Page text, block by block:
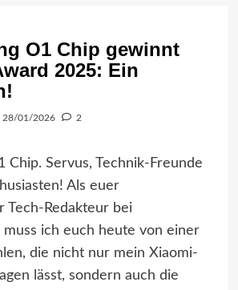
O1 Chip gewinnt
2025: Ein
28/01/2026 2
Chip. Servus, Technik-Freunde
Als euer
Tech-Redakteur bei
ich euch heute von einer
die nicht nur mein Xiaomi-
lässt, sondern auch die